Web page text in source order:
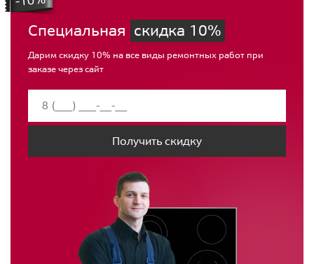
Специальная скидка 10%
Дарим скидку 10% на все виды ремонтных работ при
заказе через сайт
Получить скидку